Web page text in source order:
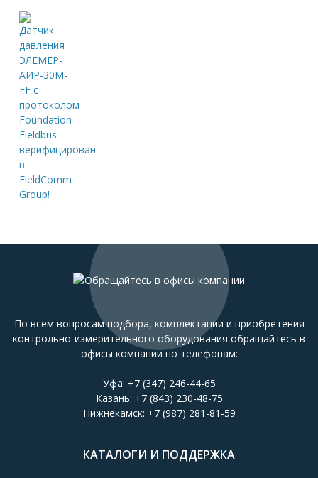
По всем вопросам подбора, комплектации и приобретения
контрольно-измерительного оборудования обращайтесь в
офисы компании по телефонам:
Уфа: +7 (347) 246-44-65
Казань: +7 (843) 230-48-75
Нижнекамск: +7 (987) 281-81-59
КАТАЛОГИ И ПОДДЕРЖКА